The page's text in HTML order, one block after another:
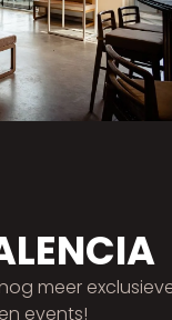
meer
events!